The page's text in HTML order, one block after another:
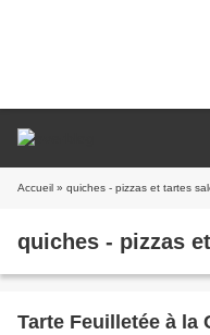
Accueil » quiches - pizzas et tartes
quiches - pizzas
Tarte Feuilletée à la